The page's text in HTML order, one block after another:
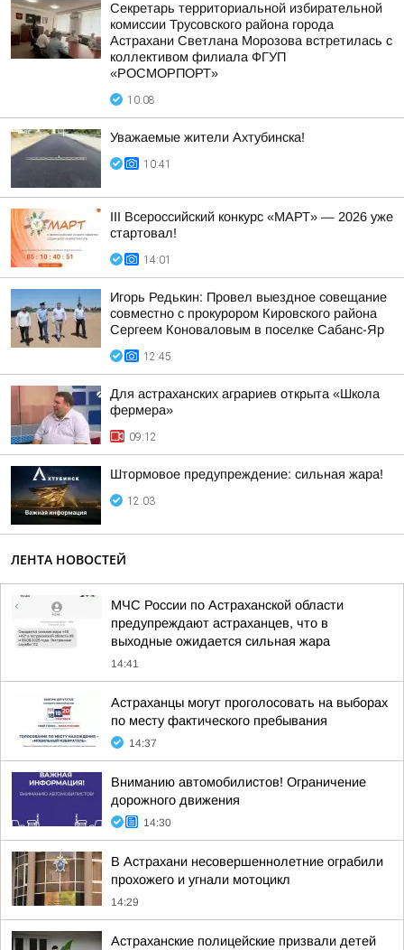
Секретарь территориальной избирательной
комиссии Трусовского района города
Астрахани Светлана Морозова встретилась с
коллективом филиала ФГУП
«РОСМОРПОРТ»
10:08
Уважаемые жители Ахтубинска!
10:41
III Всероссийский конкурс «МАРТ» — 2026 уже
стартовал!
14:01
Игорь Редькин: Провел выездное совещание
совместно с прокурором Кировского района
Сергеем Коноваловым в поселке Сабанс-Яр
12:45
Для астраханских аграриев открыта «Школа
фермера»
09:12
Штормовое предупреждение: сильная жара!
12:03
ЛЕНТА НОВОСТЕЙ
МЧС России по Астраханской области
предупреждают астраханцев, что в
выходные ожидается сильная жара
14:41
Астраханцы могут проголосовать на выборах
по месту фактического пребывания
14:37
Вниманию автомобилистов! Ограничение
дорожного движения
14:30
В Астрахани несовершеннолетние ограбили
прохожего и угнали мотоцикл
14:29
Астраханские полицейские призвали детей